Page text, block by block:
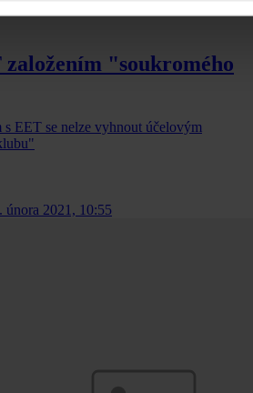
založením "soukromého
EET se nelze vyhnout účelovým
února 2021, 10:55